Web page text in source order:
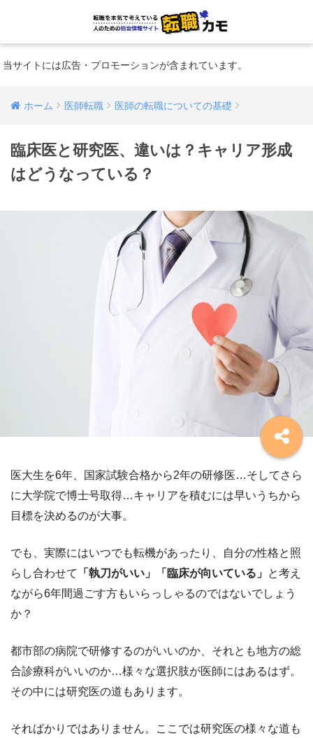
当サイトには広告・プロモーションが含まれています。
ホーム 医師転職 医師の転職についての基礎
臨床医と研究医、違いは？キャリア形成
はどうなっている？
医大生を6年、国家試験合格から2年の研修医…そしてさら
に大学院で博士号取得…キャリアを積むには早いうちから
目標を決めるのが大事。
でも、実際にはいつでも転機があったり、自分の性格と照
らし合わせて
「執刀がいい」「臨床が向いている」 と考え
ながら6年間過ごす方もいらっしゃるのではないでしょう
か？
都市部の病院で研修するのがいいのか、それとも地方の総
合診療科がいいのか…様々な選択肢が医師にはあるはず。
その中には研究医の道もあります。
そればかりではありません。ここでは研究医の様々な道も